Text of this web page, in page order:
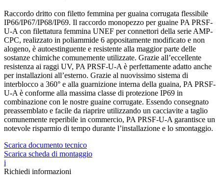
Raccordo dritto con filetto femmina per guaina corrugata flessibile
IP66/IP67/IP68/IP69. Il raccordo monopezzo per guaine PA PRSF-
U-A con filettatura femmina UNEF per connettori della serie AMP-
CPC, realizzato in poliammide 6 appositamente modificato e non
alogeno, è autoestinguente e resistente alla maggior parte delle
sostanze chimiche comunemente utilizzate. Grazie all’eccellente
resistenza ai raggi UV, PA PRSF-U-A è perfettamente adatto anche
per installazioni all’esterno. Grazie al nuovissimo sistema di
interblocco a 360° e alla guarnizione interna della guaina, PA PRSF-
U-A è conforme alla massima classe di protezione IP69 in
combinazione con le nostre guaine corrugate. Essendo consegnato
preassemblato e facile da riaprire utilizzando un cacciavite a taglio
comunemente reperibile in commercio, PA PRSF-U-A garantisce un
notevole risparmio di tempo durante l’installazione e lo smontaggio.
Scarica documento tecnico
Scarica scheda di montaggio
i
Richiedi informazioni